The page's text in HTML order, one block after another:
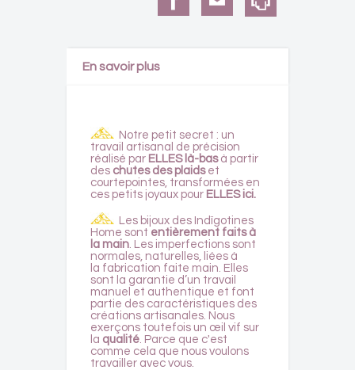
En savoir plus
Notre petit secret : un
travail artisanal de précision
réalisé par ELLES là-bas à partir
des chutes des plaidset
courtepointes, transformées en
ces petits joyaux pour ELLES ici.
Les bijoux des Indïgotines
Home sont entièrement faits à
la main . Les imperfections sont
normales, naturelles, liées à
la fabrication faite main. Elles
sont la garantie d’un travail
manuel et authentique et font
partie des caractéristiques des
créations artisanales. Nous
exerçons toutefois un œil vif sur
la qualité . Parce que c'est
comme cela que nous voulons
travailler avec vous.